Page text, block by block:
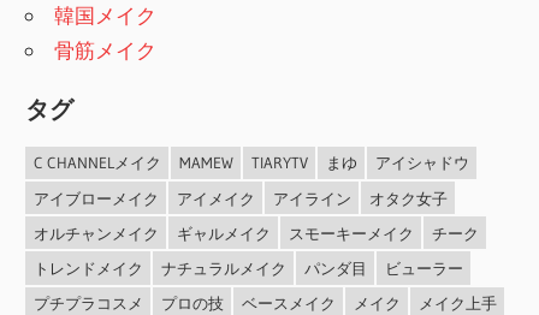
韓国メイク
骨筋メイク
タグ
C CHANNELメイク MAMEW TIARYTV まゆ
アイシャドウ
アイブローメイク
アイメイク アイライン
オタク女子
オルチャンメイク
ギャルメイク スモーキーメイク
チーク
トレンドメイク
ナチュラルメイク パンダ目
ビューラー
プチプラコスメ
プロの技 ベースメイク メイク
メイク上手